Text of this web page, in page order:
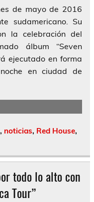
de mayo de 2016
sudamericano. Su
la celebración del
álbum “Seven
ejecutado en forma
en ciudad de
, noticias, Red House,
todo lo alto con
Tour”